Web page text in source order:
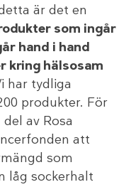
är det en
som ingår
hand i hand
kring hälsosam
har tydliga
produkter. För
av Rosa
att
som
låg sockerhalt